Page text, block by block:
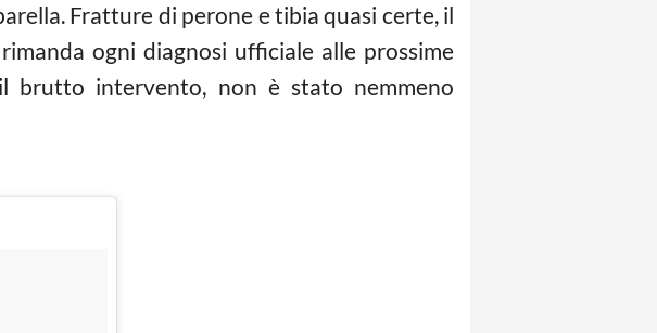
Fratture di perone e tibia quasi certe, il
ogni diagnosi ufficiale alle prossime
brutto intervento, non è stato nemmeno